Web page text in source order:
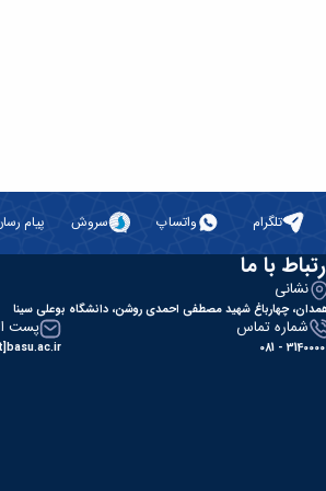
تلگرام واتساپ سروش پیام
با ما
نشانی
چهارباغ شهید مصطفی احمدی روشن، دانشگاه بوعلی سینا
شماره تماس
31400000 -
پست